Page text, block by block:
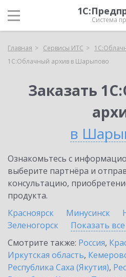
Система
Главная Сервисы ИТС
1С:Облачный архив в Шарыпово
Заказать
в
Ознакомьтесь с
выберите партнёра и
консультацию,
продукта.
Красноярск
Минусинск
Зеленогорск
Показать
Смотрите также: Россия,
Иркутская область,
Республика Саха (Якутия),